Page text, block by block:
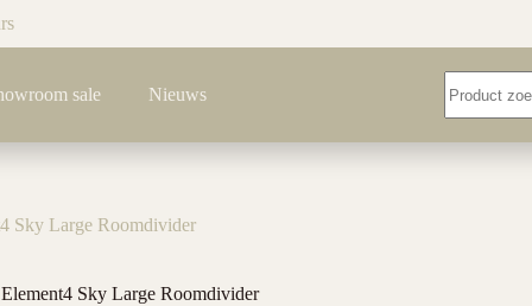
sale Nieuws
resultaten
Sky Large Roomdivider
Element4 Sky Large Roomdivider